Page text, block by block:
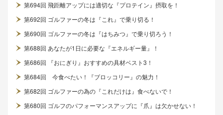
第694回 飛距離アップには適切な『プロテイン』摂取を！
第692回 ゴルファーの冬は『これ』で乗り切る！
第690回 ゴルファーの冬は『はちみつ』で乗り切ろう！
第688回 あなたが1日に必要な『エネルギー量』！
第686回 『おにぎり』おすすめの具材ベスト3！
第684回 今食べたい！『ブロッコリー』の魅力！
第682回 ゴルファーの為の『これだけは』食べないで！
第680回 ゴルフのパフォーマンスアップに『爪』は欠かせない！